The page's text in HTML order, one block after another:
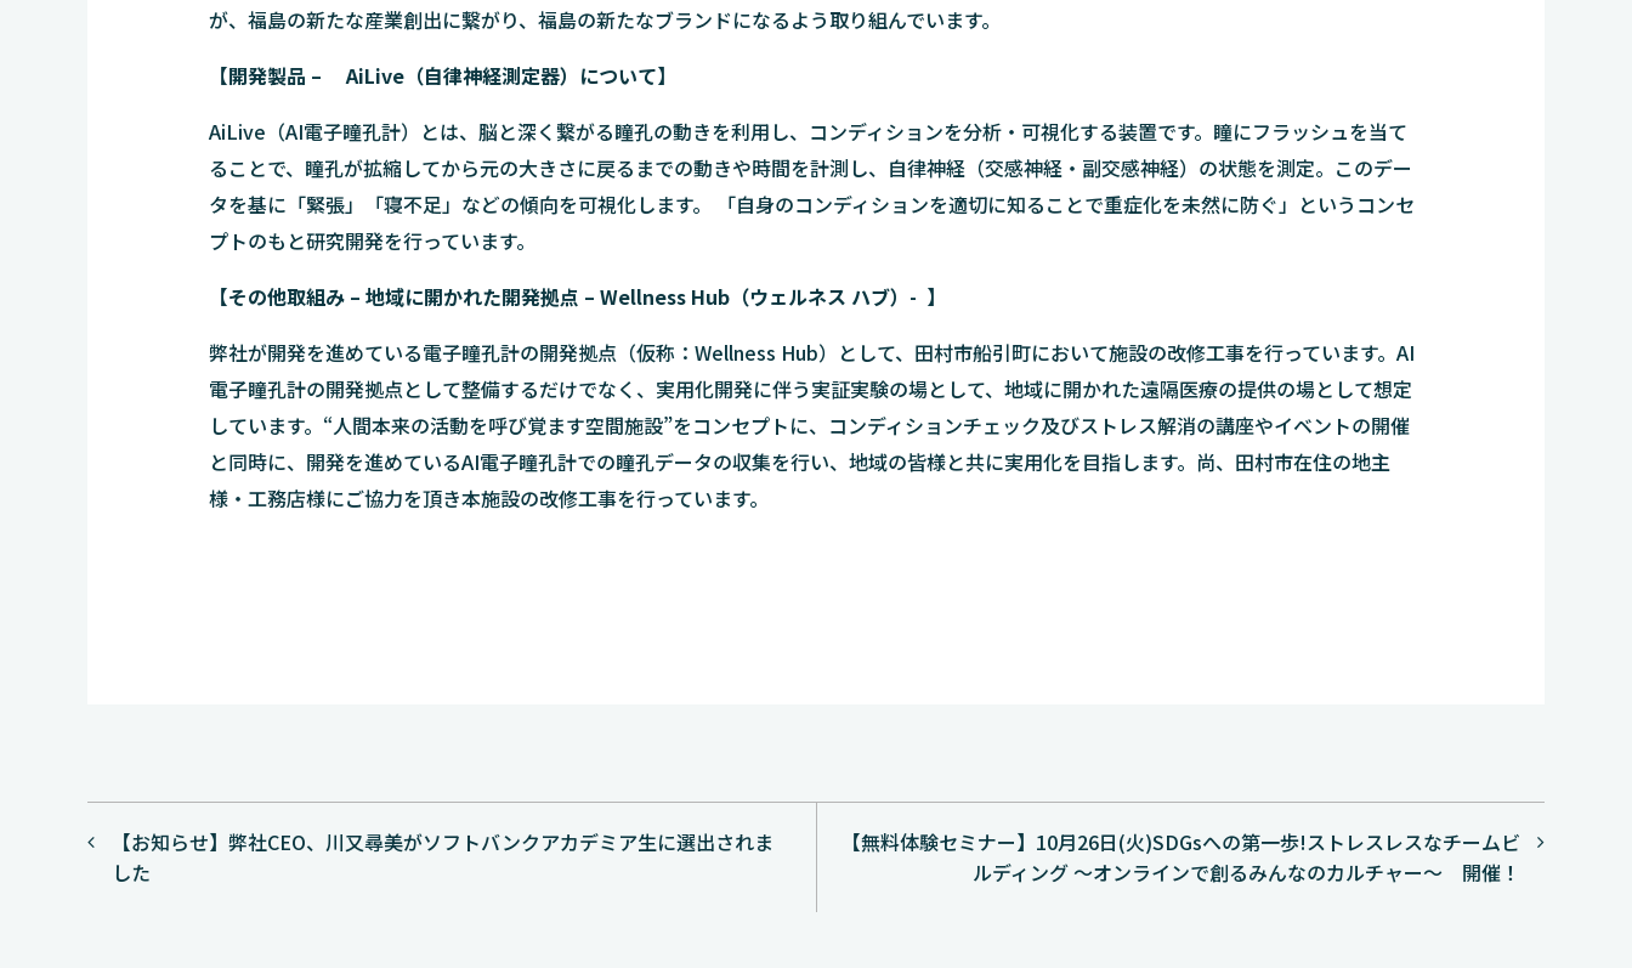
が、福島の新たな産業創出に繋がり、福島の新たなブランドになるよう取り組んでいます。
【開発製品 – AiLive（自律神経測定器）について】
AiLive（AI電子瞳孔計）とは、脳と深く繋がる瞳孔の動きを利用し、コンディションを分析・可視化する装置です。瞳にフラッシュを当て
ることで、瞳孔が拡縮してから元の大きさに戻るまでの動きや時間を計測し、自律神経（交感神経・副交感神経）の状態を測定。このデー
タを基に「緊張」「寝不足」などの傾向を可視化します。 「自身のコンディションを適切に知ることで重症化を未然に防ぐ」というコンセ
プトのもと研究開発を行っています。
【その他取組み – 地域に開かれた開発拠点 – Wellness Hub（ウェルネス ハブ）- 】
弊社が開発を進めている電子瞳孔計の開発拠点（仮称：Wellness Hub）として、田村市船引町において施設の改修工事を行っています。AI
電子瞳孔計の開発拠点として整備するだけでなく、実用化開発に伴う実証実験の場として、地域に開かれた遠隔医療の提供の場として想定
しています。“人間本来の活動を呼び覚ます空間施設”をコンセプトに、コンディションチェック及びストレス解消の講座やイベントの開催
と同時に、開発を進めているAI電子瞳孔計での瞳孔データの収集を行い、地域の皆様と共に実用化を目指します。尚、田村市在住の地主
様・工務店様にご協力を頂き本施設の改修工事を行っています。
【無料体験セミナー】10月26日(火)SDGsへの第一歩!ストレスレスなチームビ
ルディング ～オンラインで創るみんなのカルチャー～ 開催！
【お知らせ】弊社CEO、川又尋美がソフトバンクアカデミア生に選出されま
した